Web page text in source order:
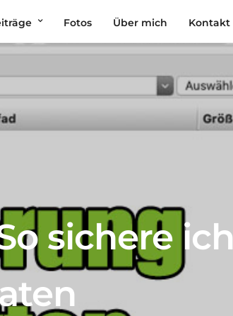
Fotos Über mich Kontakt
sichere ich